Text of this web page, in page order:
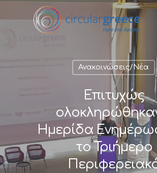
Hit enter to search or ESC
Ανακοινώσεις/Νέα
Επιτυχώς
Ημερίδα
το Τριήμερο